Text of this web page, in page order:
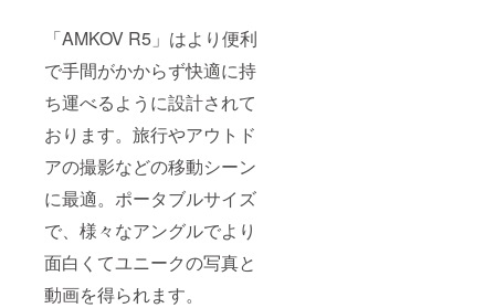
「AMKOV R5」はより便利
で手間がかからず快適に持
ち運べるように設計されて
おります。旅行やアウトド
アの撮影などの移動シーン
に最適。ポータブルサイズ
で、様々なアングルでより
面白くてユニークの写真と
動画を得られます。